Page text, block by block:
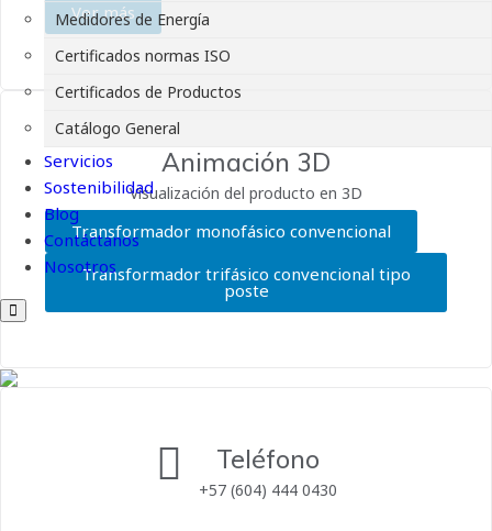
Medidores de Energía
Certificados normas ISO
Certificados de Productos
Catálogo General
Servicios
Sostenibilidad
Blog
Contáctanos
Nosotros
Ver más
Animación 3D
Visualización del producto en 3D
Transformador monofásico convencional
Transformador trifásico convencional tipo
poste
Teléfono
+57 (604) 444 0430